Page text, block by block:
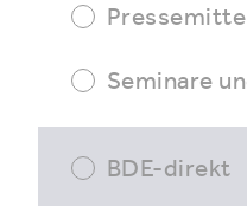
Seminare
BDE-direkt